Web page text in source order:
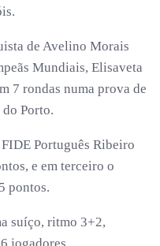
de Avelino Morais
Mundiais, Elisaveta
7 rondas numa prova de
Porto.
Português Ribeiro
e em terceiro o
pontos.
suíço, ritmo 3+2,